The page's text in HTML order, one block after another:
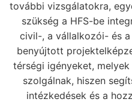
további vizsgálatokra,
szükség a HFS-be
civil-, a vállalkozói- és
benyújtott
térségi igényeket,
szolgálnak, hiszen
intézkedések és a